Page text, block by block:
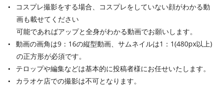
コスプレ撮影をする場合、コスプレをしていない顔がわかる動
画も載せてください
可能であればアップと全身がわかる動画でお願いします。
動画の画角は9：16の縦型動画、サムネイルは1：1(480px以上)
の正方形が必須です。
テロップや編集などは基本的に投稿者様にお任せいたします。
カラオケ店での撮影は不可となります。